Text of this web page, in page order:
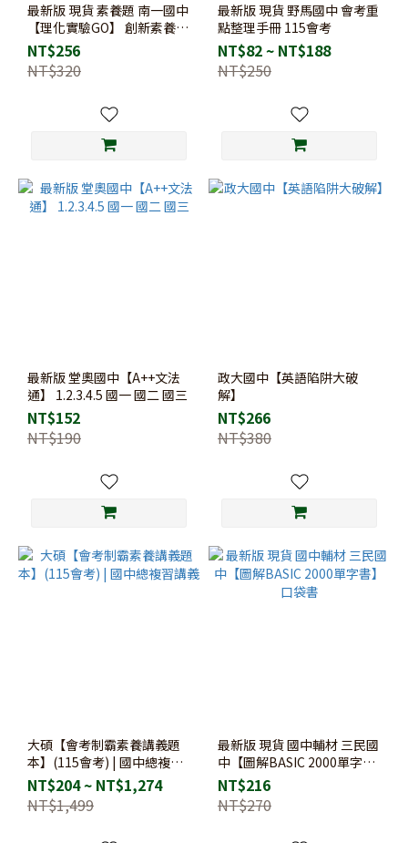
最新版 現貨 素養題 南一國中
【理化實驗GO】 創新素養
會考探究 易讀書坊
NT$256
NT$320
最新版 現貨 野馬國中 會考重
點整理手冊 115會考
NT$82 ~ NT$188
NT$250
最新版 堂奧國中【A++文法
通】 1.2.3.4.5 國一 國二 國三
NT$152
NT$190
政大國中【英語陷阱大破
解】
NT$266
NT$380
大碩【會考制霸素養講義題
本】(115會考) | 國中總複習
講義
NT$204 ~ NT$1,274
NT$1,499
最新版 現貨 國中輔材 三民國
中【圖解BASIC 2000單字
書】 口袋書
NT$216
NT$270